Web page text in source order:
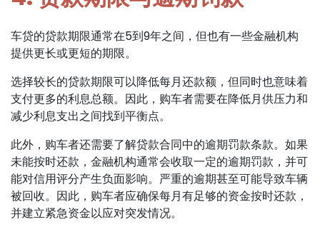
车贷的贷款期限通常在5到9年之间，但也有一些金融机构
提供更长或更短的期限。
选择较长的贷款期限可以降低每月还款额，但同时也意味着
支付更多的利息总额。因此，购车者需要在降低月供压力和
减少利息支出之间找到平衡点。
此外，购车者还需要了解贷款合同中的逾期罚款条款。如果
未能按时还款，金融机构通常会收取一定的逾期罚款，并可
能对信用评分产生负面影响。严重的逾期甚至可能导致车辆
被回收。因此，购车者应确保每月有足够的资金按时还款，
并建立紧急资金以应对突发情况。